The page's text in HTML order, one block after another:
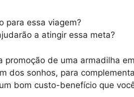
para essa viagem?
a atingir essa meta?
de uma armadilha
dos sonhos, para
bom custo-benefício que